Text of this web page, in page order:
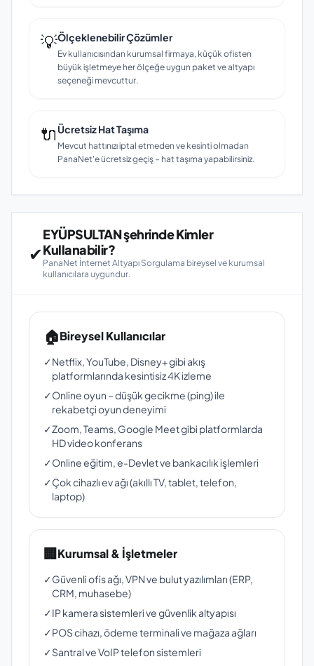
💡Ölçeklenebilir Çözümler
Ev kullanıcısından kurumsal firmaya, küçük ofisten
büyük işletmeye her ölçeğe uygun paket ve altyapı
seçeneği mevcuttur.
🔌Ücretsiz Hat Taşıma
Mevcut hattınızı iptal etmeden ve kesinti olmadan
PanaNet'e ücretsiz geçiş – hat taşıma yapabilirsiniz.
✔
EYÜPSULTAN şehrinde Kimler
Kullanabilir?
PanaNet İnternet Altyapı Sorgulama bireysel ve kurumsal
kullanıcılara uygundur.
🏠Bireysel Kullanıcılar
✓Netflix, YouTube, Disney+ gibi akış
platformlarında kesintisiz 4K izleme
✓Online oyun – düşük gecikme (ping) ile
rekabetçi oyun deneyimi
✓Zoom, Teams, Google Meet gibi platformlarda
HD video konferans
✓Online eğitim, e-Devlet ve bankacılık işlemleri
✓Çok cihazlı ev ağı (akıllı TV, tablet, telefon,
laptop)
🏢Kurumsal & İşletmeler
✓Güvenli ofis ağı, VPN ve bulut yazılımları (ERP,
CRM, muhasebe)
✓IP kamera sistemleri ve güvenlik altyapısı
✓POS cihazı, ödeme terminali ve mağaza ağları
✓Santral ve VoIP telefon sistemleri